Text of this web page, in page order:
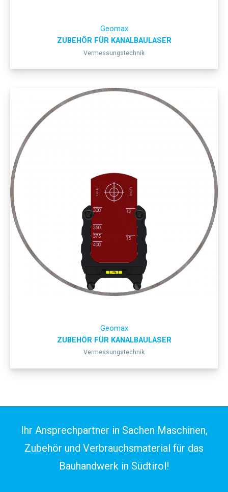
Geomax
ZUBEHÖR FÜR KANALBAULASER
Vermessungstechnik
Geomax
ZUBEHÖR FÜR KANALBAULASER
Vermessungstechnik
Ihr Ansprechpartner in Sachen Maschinen,
Zubehör und Verbrauchsmaterial für das
Bauhandwerk in Südtirol!